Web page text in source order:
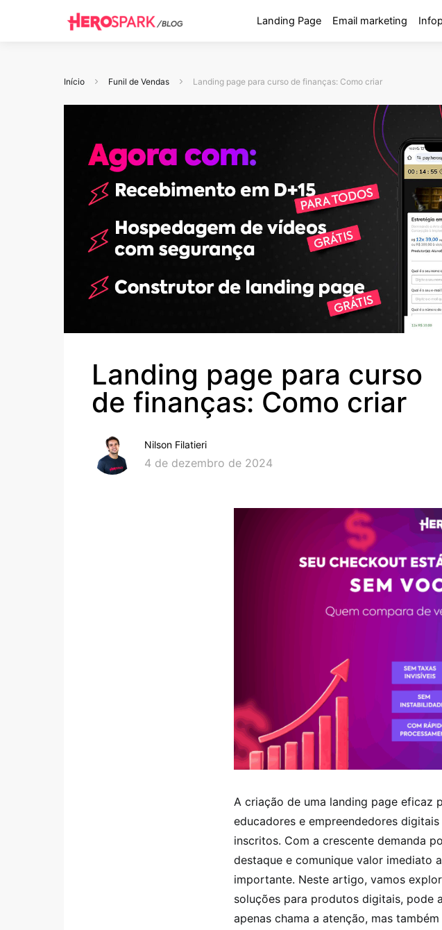
Landing Page Email marketing
Início Funil de Vendas Landing page para curso de finanças: Como criar
Landing page para curso
de finanças: Como criar
Nilson Filatieri
4 de dezembro de 2024
A criação de uma landing page eficaz
educadores e empreendedores
inscritos. Com a crescente demanda
destaque e comunique valor imediato
importante. Neste artigo, vamos
soluções para produtos digitais, pode
apenas chama a atenção, mas